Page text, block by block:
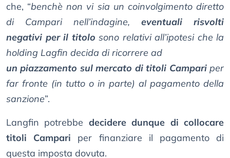
che, “benchè non vi sia un coinvolgimento diretto
di Campari nell’indagine, eventuali risvolti
negativi per il titolo sono relativi all’ipotesi che la
holding Lagfin decida di ricorrere ad
un piazzamento sul mercato di titoli Campariper
far fronte (in tutto o in parte) al pagamento della
sanzione”.
Langfin potrebbe decidere dunque di collocare
titoli Campari per finanziare il pagamento di
questa imposta dovuta.